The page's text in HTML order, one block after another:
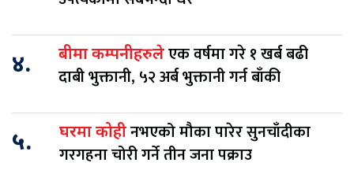
४. बीमा कम्पनीहरुलेएक वर्षमा गरे १ खर्ब बढी
दाबी भुक्तानी, ५२ अर्ब भुक्तानी गर्न बाँकी
५. घरमा कोहीनभएको मौका पारेर सुनचाँदीका
गरगहना चोरी गर्ने तीन जना पक्राउ